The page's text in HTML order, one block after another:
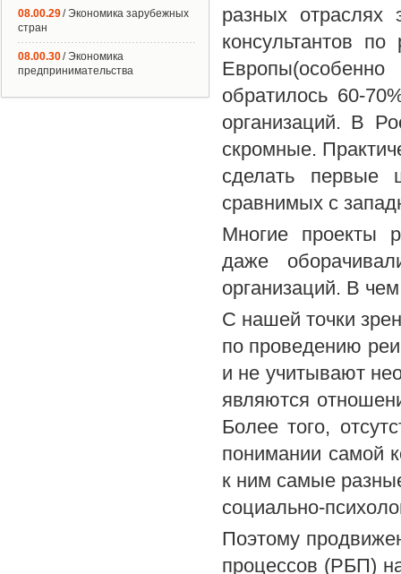
разных отраслях
консультантов
обратилось 60-
организаций. В
скромные.
сделать первые
сравнимых с
Многие проекты
даже
организаций. В
С нашей точки
по проведению
и не учитывают
являются
Более того,
понимании самой
к ним самые
социально-
Поэтому
процессов (РБП)
08.00.29/ Экономика зарубежных
стран
08.00.30/ Экономика
предпринимательства